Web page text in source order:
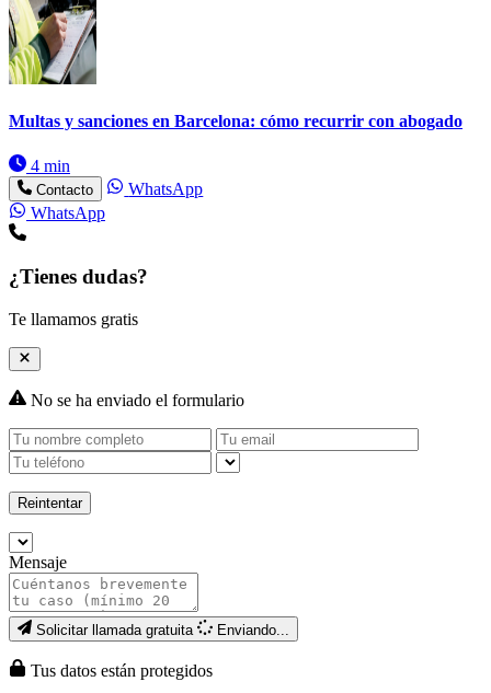
Multas y sanciones en Barcelona: cómo recurrir con abogado
4 min
Contacto
WhatsApp
WhatsApp
¿Tienes dudas?
Te llamamos gratis
No se ha enviado el formulario
Reintentar
Mensaje
Solicitar llamada gratuita Enviando...
Tus datos están protegidos